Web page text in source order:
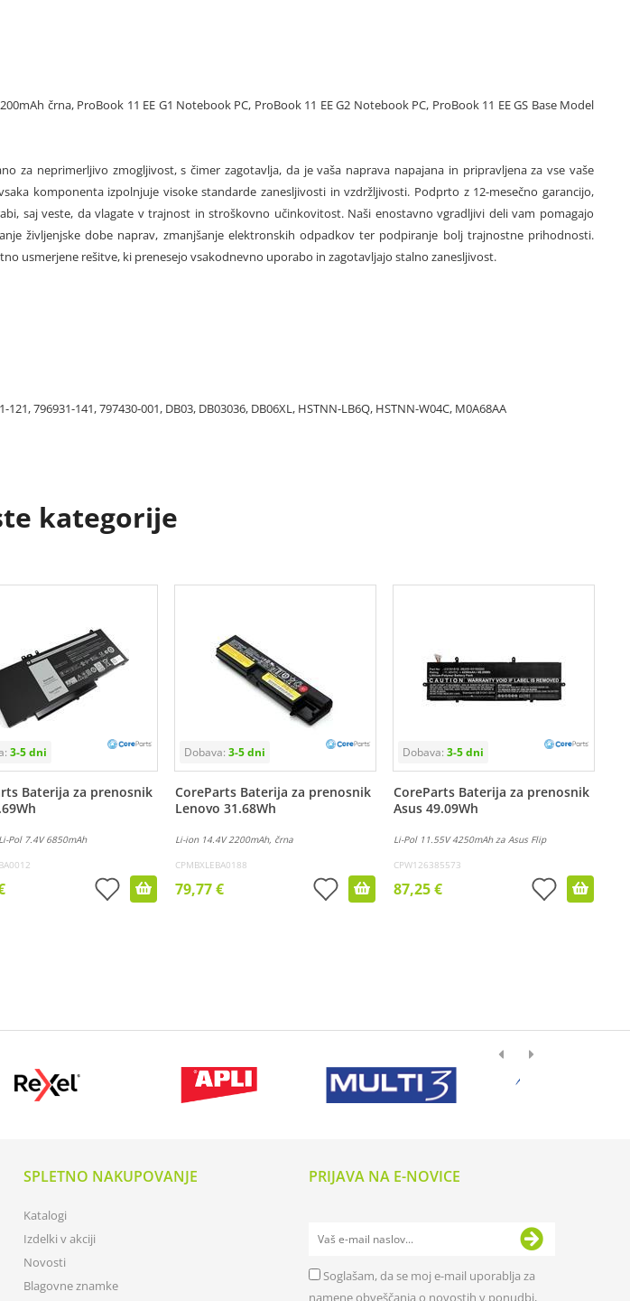
črna, ProBook 11 EE G1 Notebook PC, ProBook 11 EE G2 Notebook PC, ProBook 11 EE GS Base Model
za neprimerljivo zmogljivost, s čimer zagotavlja, da je vaša naprava napajana in pripravljena za vse vaše
komponenta izpolnjuje visoke standarde zanesljivosti in vzdržljivosti. Podprto z 12-mesečno garancijo,
saj veste, da vlagate v trajnost in stroškovno učinkovitost. Naši enostavno vgradljivi deli vam pomagajo
življenjske dobe naprav, zmanjšanje elektronskih odpadkov ter podpiranje bolj trajnostne prihodnosti.
usmerjene rešitve, ki prenesejo vsakodnevno uporabo in zagotavljajo stalno zanesljivost.
796931-141, 797430-001, DB03, DB03036, DB06XL, HSTNN-LB6Q, HSTNN-W04C, M0A68AA
kategorije
Baterija za prenosnik
Pol 7.4V 6850mAh
CoreParts Baterija za prenosnik
Lenovo 31.68Wh
Li-ion 14.4V 2200mAh, črna
CPMBXLEBA0188
79,77 €
CoreParts Baterija za prenosnik
Asus 49.09Wh
Li-Pol 11.55V 4250mAh za Asus Flip
CPW126385573
87,25 €
SPLETNO NAKUPOVANJE
Katalogi
Izdelki v akciji
Novosti
Blagovne znamke
PRIJAVA NA E-NOVICE
Soglašam, da se moj e-mail uporablja za
namene obveščanja o novostih v ponudbi,